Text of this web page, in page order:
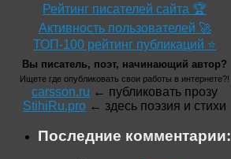
Рейтинг писателей сайта 🏆
Активность пользователей 🚀
ТОП-100 рейтинг публикаций ⭐
Вы писатель, поэт, начинающий автор?
Ищете где опубликовать свои работы в интернете?!
carsson.ru ← публиковать прозу
StihiRu.pro ← здесь поэзия и стихи
Последние комментарии: